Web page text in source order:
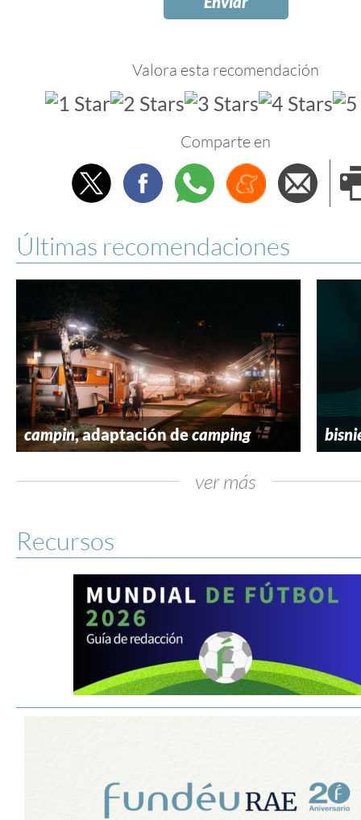
Valora esta recomendación
Comparte en
TwitterFacebookWhatsappMenéame
Últimas recomendaciones
campin, adaptación decamping
ver más
Recursos